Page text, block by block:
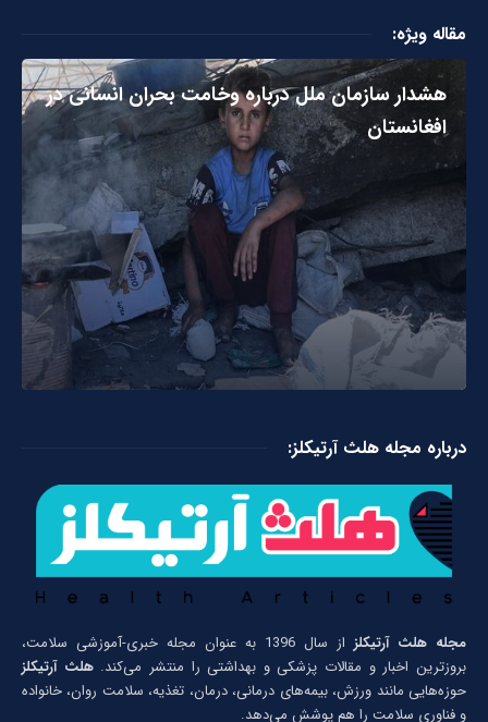
مقاله ویژه:
هشدار سازمان ملل درباره وخامت بحران انسانی در
افغانستان
درباره مجله هلث آرتیکلز:
مجله هلث آرتیکلز
از سال 1396 به عنوان مجله خبری-آموزشی سلامت،
بروزترین اخبار و مقالات پزشکی و بهداشتی را منتشر می‌کند.هلث آرتیکلز
حوزه‌هایی مانند ورزش، بیمه‌های درمانی، درمان، تغذیه، سلامت روان، خانواده
و فناوری سلامت را هم پوشش می‌دهد.